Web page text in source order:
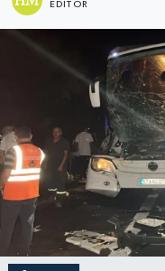
EDITÖR
Haber Arşivi